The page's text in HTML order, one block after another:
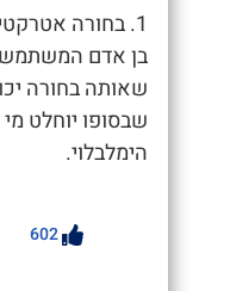
1. בחורה
בן אדם המשתמש
שאותה בחורה
שבסופו יוחלט
הימלבלוי.
602